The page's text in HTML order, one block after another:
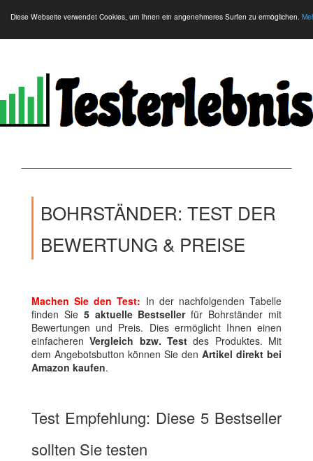
Diese Webseite verwendet Cookies, um Ihnen ein angenehmeres Surfen zu ermöglichen.
BOHRSTÄNDER: TEST DER
BEWERTUNG & PREISE
Machen Sie den Test: In der nachfolgenden Tabelle
finden Sie5 aktuelle Bestsellerfür Bohrständer mit
Bewertungen und Preis. Dies ermöglicht Ihnen einen
einfacherenVergleich bzw. Test des Produktes. Mit
dem Angebotsbutton können Sie den Artikel direkt bei
Amazon kaufen.
Test Empfehlung: Diese 5 Bestseller
sollten Sie testen